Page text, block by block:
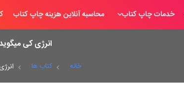
خدمات چاپ کتاب محاسبه آنلاین هزینه چاپ کتاب
انرژی کی
خانه کتاب ها